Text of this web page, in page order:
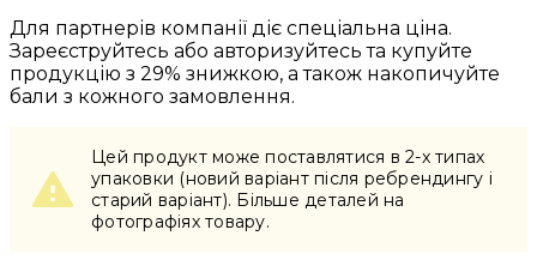
Для партнерів компанії діє спеціальна ціна.
Зареєструйтесь або авторизуйтесь та купуйте
продукцію з 29% знижкою, а також накопичуйте
бали з кожного замовлення.
Цей продукт може поставлятися в 2-x типах
упаковки (новий варіант після ребрендингу і
старий варіант). Більше деталей на
фотографіях товару.